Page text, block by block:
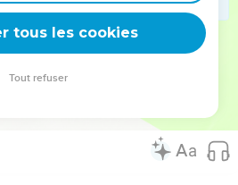
gens viennent à lui de tous les
2000, avec autorisation. Pour vous procurer
tous les cookies
Tout refuser